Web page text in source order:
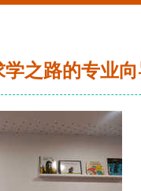
之路的专业